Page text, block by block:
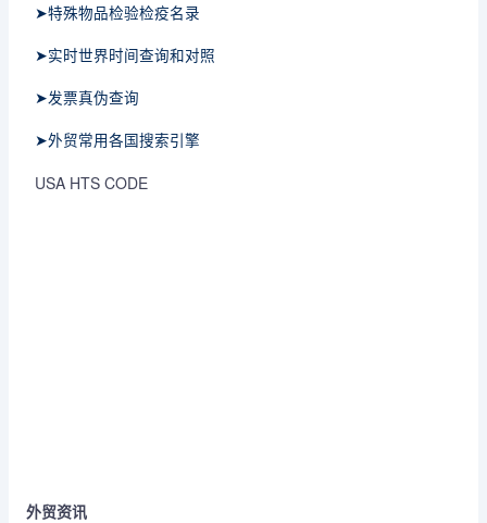
➤特殊物品检验检疫名录
➤实时世界时间查询和对照
➤发票真伪查询
➤外贸常用各国搜索引擎
USA HTS CODE
外贸资讯